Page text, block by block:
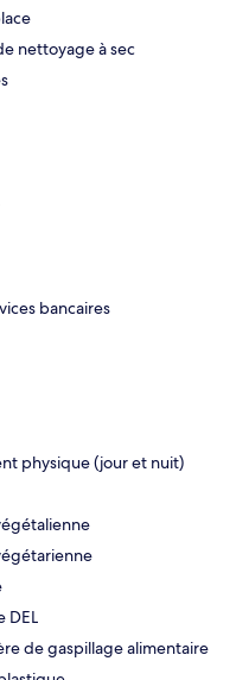
nettoyage à sec
bancaires
physique (jour et nuit)
DEL
de gaspillage alimentaire